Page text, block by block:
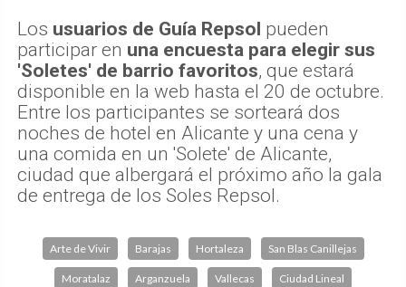
Los usuarios de Guía Repsol pueden
participar en una encuesta para elegir sus
'Soletes' de barrio favoritos, que estará
disponible en la web hasta el 20 de octubre.
Entre los participantes se sorteará dos
noches de hotel en Alicante y una cena y
una comida en un 'Solete' de Alicante,
ciudad que albergará el próximo año la gala
de entrega de los Soles Repsol.
Arte de Vivir Barajas Hortaleza San Blas Canillejas
Moratalaz Arganzuela Vallecas Ciudad Lineal